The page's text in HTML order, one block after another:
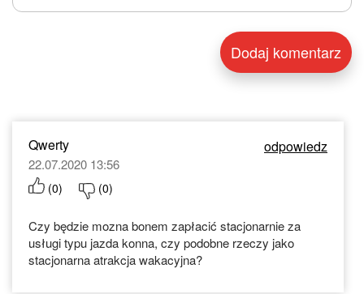
Qwerty odpowiedz
22.07.2020 13:56
(0) (0)
Czy będzie mozna bonem zapłacić stacjonarnie za
usługi typu jazda konna, czy podobne rzeczy jako
stacjonarna atrakcja wakacyjna?